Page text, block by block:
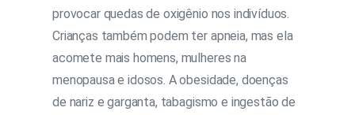
provocar quedas de oxigênio nos indivíduos.
Crianças também podem ter apneia, mas ela
acomete mais homens, mulheres na
menopausa e idosos. A obesidade, doenças
de nariz e garganta, tabagismo e ingestão de